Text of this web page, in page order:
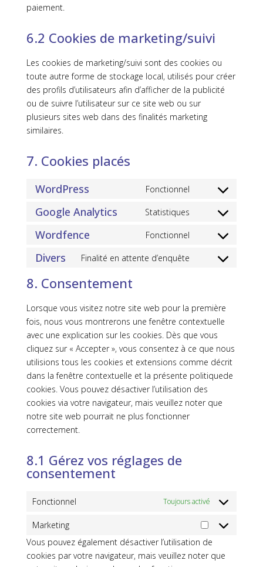
paiement.
6.2 Cookies de marketing/suivi
Les cookies de marketing/suivi sont des cookies ou
toute autre forme de stockage local, utilisés pour créer
des profils d’utilisateurs afin d’afficher de la publicité
ou de suivre l’utilisateur sur ce site web ou sur
plusieurs sites web dans des finalités marketing
similaires.
7. Cookies placés
WordPress Fonctionnel
Consent
wordpress
Google Analytics Statistiques
Consent
google-
Wordfence Fonctionnel
Consent
Divers Finalité en attente d’enquête
Consent
divers
8. Consentement
Lorsque vous visitez notre site web pour la première
fois, nous vous montrerons une fenêtre contextuelle
avec une explication sur les cookies. Dès que vous
cliquez sur « Accepter », vous consentez à ce que nous
utilisions tous les cookies et extensions comme décrit
dans la fenêtre contextuelle et la présente politiquede
cookies. Vous pouvez désactiver l’utilisation des
cookies via votre navigateur, mais veuillez noter que
notre site web pourrait ne plus fonctionner
correctement.
8.1 Gérez vos réglages de
consentement
Fonctionnel Toujours activé
Marketing
Marketing
Vous pouvez également désactiver l’utilisation de
cookies par votre navigateur, mais veuillez noter que